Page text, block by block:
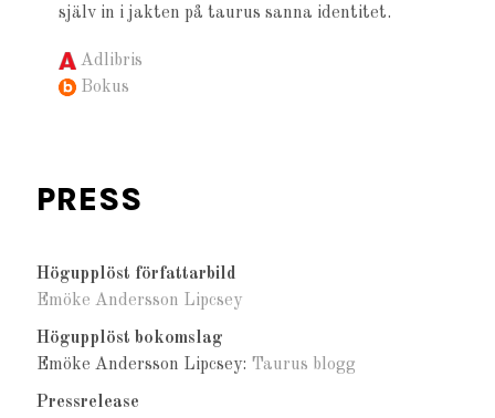
själv in i jakten på taurus sanna identitet.
Adlibris
Bokus
PRESS
Högupplöst författarbild
Emöke Andersson Lipcsey
Högupplöst bokomslag
Emöke Andersson Lipcsey: Taurus blogg
Pressrelease